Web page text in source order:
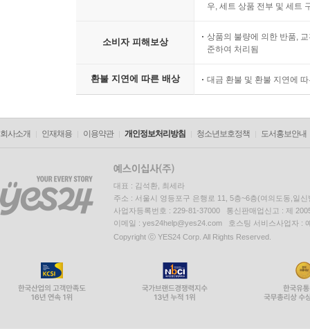
우, 세트 상품 전부 및 세트
소비자 피해보상
상품의 불량에 의한 반품,
준하여 처리됨
환불 지연에 따른 배상 대금 환불 및 환불 지연에
회사소개 인재채용 이용약관 개인정보처리방침 청소년보호정책 도서홍보안내
대표 : 김석환, 최세라
주소 : 서울시 영등포구 은행로 11, 5층~6층(여의도동,일신
사업자등록번호 : 229-81-37000 통신판매업신고 : 제
이메일 : yes24help@yes24.com 호스팅 서비스사업자 :
Copyright ⓒ YES24 Corp. All Rights Reserved.